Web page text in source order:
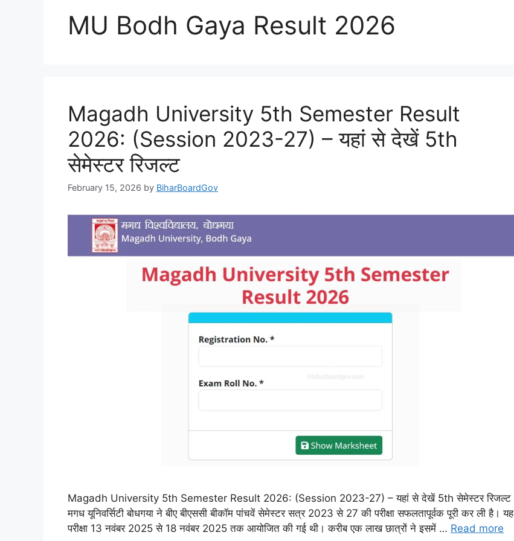
MU Bodh Gaya Result 2026
Magadh University 5th Semester Result
2026: (Session 2023-27) – यहां से देखें 5th
सेमेस्टर रिजल्ट
February 15, 2026 by BiharBoardGov
Magadh University 5th Semester Result 2026: (Session 2023-27) – यहां से देखें 5th सेमेस्टर रिजल्ट
मगध यूनिवर्सिटी बोधगया ने बीए बीएससी बीकॉम पांचवें सेमेस्टर सत्र 2023 से 27 की परीक्षा सफलतापूर्वक पूरी कर ली है। यह
परीक्षा 13 नवंबर 2025 से 18 नवंबर 2025 तक आयोजित की गई थी। करीब एक लाख छात्रों ने इसमें … Read more